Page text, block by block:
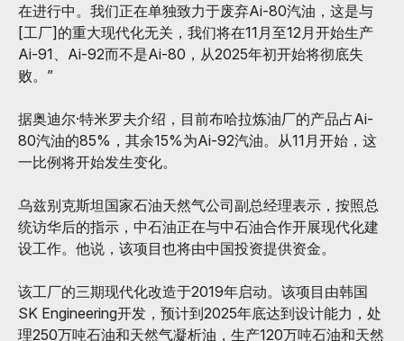
在进行中。我们正在单独致力于废弃Ai-80汽油，这是与
[工厂]的重大现代化无关，我们将在11月至12月开始生产
Ai-91、Ai-92而不是Ai-80，从2025年初开始将彻底失
败。”
据奥迪尔·特米罗夫介绍，目前布哈拉炼油厂的产品占Ai-
80汽油的85%，其余15%为Ai-92汽油。从11月开始，这
一比例将开始发生变化。
乌兹别克斯坦国家石油天然气公司副总经理表示，按照总
统访华后的指示，中石油正在与中石油合作开展现代化建
设工作。他说，该项目也将由中国投资提供资金。
该工厂的三期现代化改造于2019年启动。该项目由韩国
SK Engineering开发，预计到2025年底达到设计能力，处
理250万吨石油和天然气凝析油，生产120万吨石油和天然